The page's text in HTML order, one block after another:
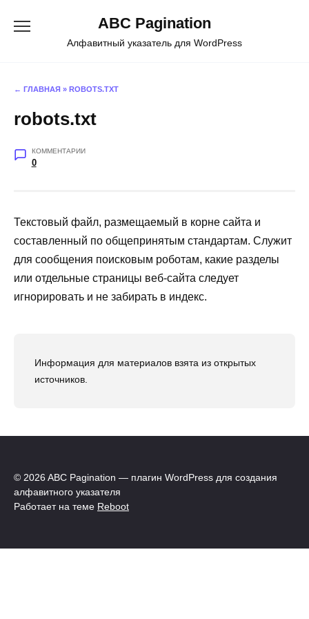
ABC Pagination
Алфавитный указатель для WordPress
← ГЛАВНАЯ » ROBOTS.TXT
robots.txt
КОММЕНТАРИИ
0
Текстовый файл, размещаемый в корне сайта и
составленный по общепринятым стандартам. Служит
для сообщения поисковым роботам, какие разделы
или отдельные страницы веб-сайта следует
игнорировать и не забирать в индекс.
Информация для материалов взята из открытых
источников.
© 2026 ABC Pagination — плагин WordPress для создания
алфавитного указателя
Работает на теме Reboot